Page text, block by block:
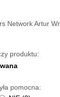
Network Artur
produktu:
pomocna: